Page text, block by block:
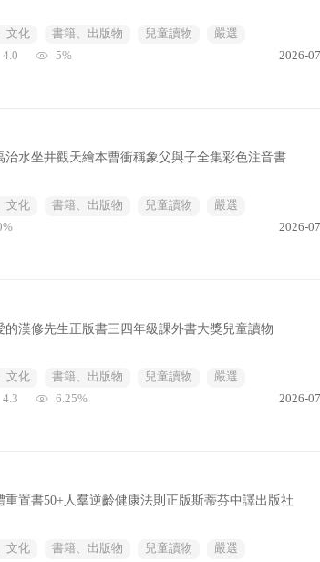
文化 書籍、出版物 兒童讀物
嚴選
4.0 5% 2026-
治水坐井觀天繪本曹衝稱象父與子全集彩色注音書
文化 書籍、出版物 兒童讀物
嚴選
2026-
的漢修先生正版書三四年級課外書大獎兒童讀物
文化 書籍、出版物 兒童讀物
嚴選
4.3 6.25% 2026-
重置書50+人羣逆齡健康法則正版斯蒂芬中譯出版社
文化 書籍、出版物 兒童讀物
嚴選